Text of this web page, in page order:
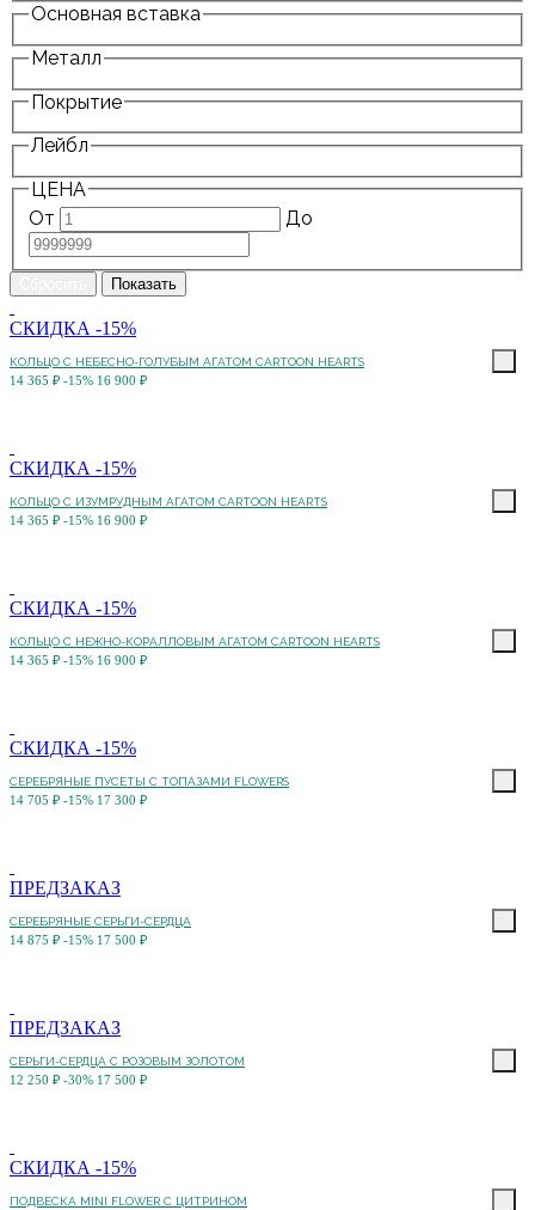
Основная вставка
Металл
Покрытие
Лейбл
ЦЕНА
От
До
СКИДКА -15%
КОЛЬЦО C НЕБЕСНО-ГОЛУБЫМ АГАТОМ CARTOON HEARTS
14 365 ₽ -15% 16 900 ₽
СКИДКА -15%
КОЛЬЦО C ИЗУМРУДНЫМ АГАТОМ CARTOON HEARTS
14 365 ₽ -15% 16 900 ₽
СКИДКА -15%
КОЛЬЦО C НЕЖНО-КОРАЛЛОВЫМ АГАТОМ CARTOON HEARTS
14 365 ₽ -15% 16 900 ₽
СКИДКА -15%
СЕРЕБРЯНЫЕ ПУСЕТЫ С ТОПАЗАМИ FLOWERS
14 705 ₽ -15% 17 300 ₽
ПРЕДЗАКАЗ
СЕРЕБРЯНЫЕ СЕРЬГИ-СЕРДЦА
14 875 ₽ -15% 17 500 ₽
ПРЕДЗАКАЗ
СЕРЬГИ-СЕРДЦА С РОЗОВЫМ ЗОЛОТОМ
12 250 ₽ -30% 17 500 ₽
СКИДКА -15%
ПОДВЕСКА MINI FLOWER С ЦИТРИНОМ